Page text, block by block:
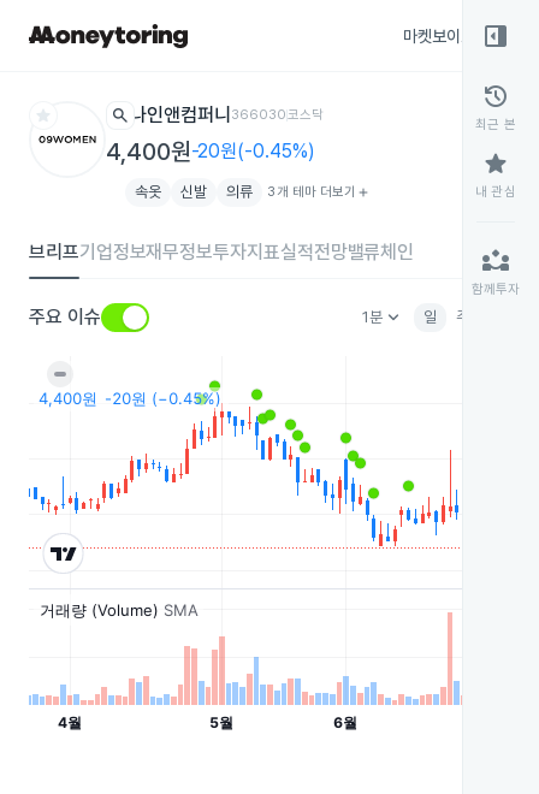
마켓보이스
star search 나인앤컴퍼니 366030코스닥
4,400원-20원(-0.45%)
속옷 신발 의류 3개 테마 더보기 add
브리프기업정보재무정보투자지표실적전망밸류체인
주요 이슈 1분keyboard_arrow_down 일 주
right_panel_open
history
최근 본
star
내 관심
partner_exchange
함께투자